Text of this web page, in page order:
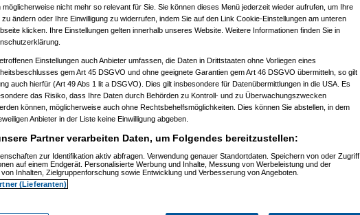
möglicherweise nicht mehr so relevant für Sie. Sie können dieses Menü jederzeit wieder aufrufen, um Ihre
zu ändern oder Ihre Einwilligung zu widerrufen, indem Sie auf den Link Cookie-Einstellungen am unteren
klicken. Ihre Einstellungen gelten innerhalb unseres Website. Weitere Informationen finden Sie in
Einstellungen auch Anbieter umfassen, die Daten in Drittstaaten ohne Vorliegen eines
gem Art 45 DSGVO und ohne geeignete Garantien gem Art 46 DSGVO übermitteln, so gilt
auch hierfür (Art 49 Abs 1 lit a DSGVO). Dies gilt insbesondere für Datenübermittlungen in die USA. Es
das Risiko, dass Ihre Daten durch Behörden zu Kontroll- und zu Überwachungszwecken
können, möglicherweise auch ohne Rechtsbehelfsmöglichkeiten. Dies können Sie abstellen, in dem
Anbieter in der Liste keine Einwilligung abgeben.
Partner verarbeiten Daten, um Folgendes bereitzustellen:
zur Identifikation aktiv abfragen. Verwendung genauer Standortdaten. Speichern von oder Zugriff
auf einem Endgerät. Personalisierte Werbung und Inhalte, Messung von Werbeleistung und der
Inhalten, Zielgruppenforschung sowie Entwicklung und Verbesserung von Angeboten.
(Lieferanten)